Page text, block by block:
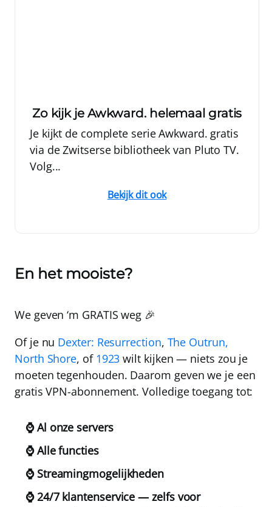
Zo kijk je Awkward. helemaal gratis
Je kijkt de complete serie Awkward. gratis
via de Zwitserse bibliotheek van Pluto TV.
Volg...
Bekijk dit ook
En het mooiste?
We geven ‘m GRATIS weg 🎉
Of je nu Dexter: Resurrection, The Outrun,
North Shore, of 1923 wilt kijken — niets zou je
moeten tegenhouden. Daarom geven we je een
gratis VPN-abonnement. Volledige toegang tot:
⌚ Al onze servers
⌚ Alle functies
⌚ Streamingmogelijkheden
⌚ 24/7 klantenservice — zelfs voor